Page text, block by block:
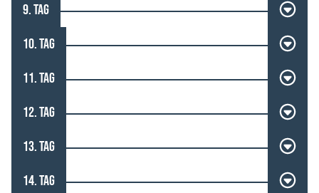
9. TAG
10. TAG
11. TAG
12. TAG
13. TAG
14. TAG